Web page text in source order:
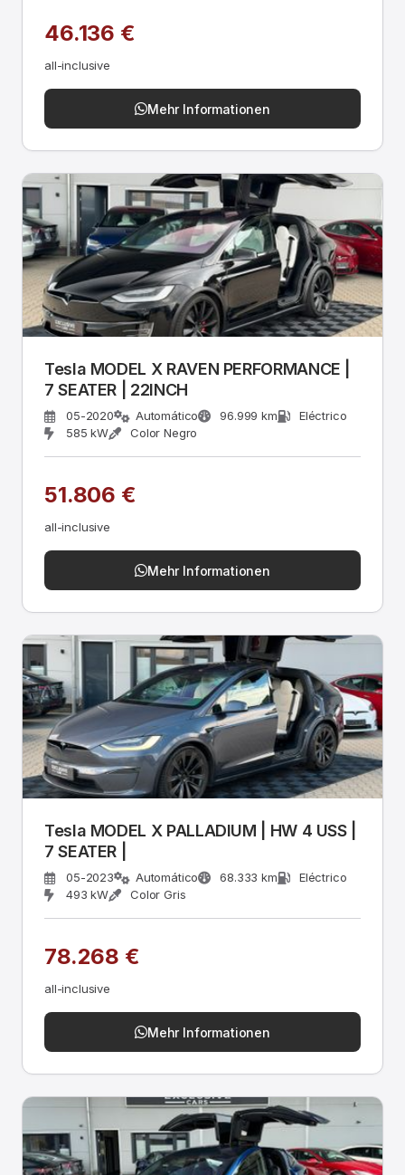
46.136 €
all-inclusive
Mehr Informationen
Tesla MODEL X RAVEN PERFORMANCE |
7 SEATER | 22INCH
05-2020 Automático 96.999 km
Eléctrico
585 kW
Color Negro
51.806 €
all-inclusive
Mehr Informationen
Tesla MODEL X PALLADIUM | HW 4 USS |
7 SEATER |
05-2023 Automático 68.333 km
Eléctrico
493 kW
Color Gris
78.268 €
all-inclusive
Mehr Informationen